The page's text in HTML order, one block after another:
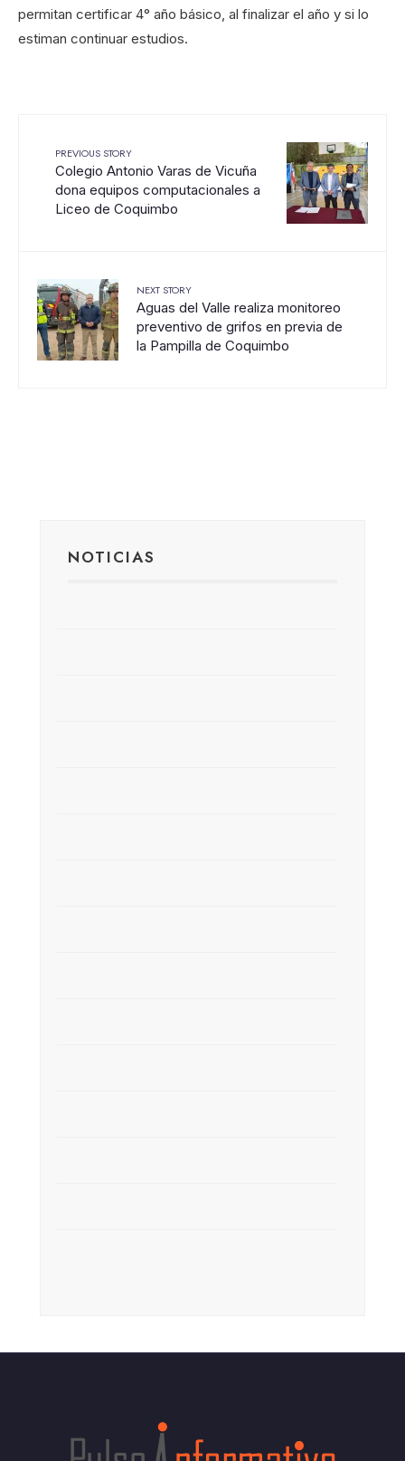
permitan certificar 4° año básico, al finalizar el año y si lo
estiman continuar estudios.
PREVIOUS STORY
Colegio Antonio Varas de Vicuña
dona equipos computacionales a
Liceo de Coquimbo
NEXT STORY
Aguas del Valle realiza monitoreo
preventivo de grifos en previa de
la Pampilla de Coquimbo
NOTICIAS